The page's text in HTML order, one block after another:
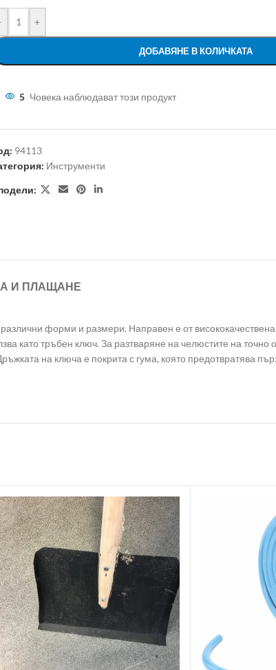
+
ДОБАВЯНЕ В КОЛИЧКАТА
5 Човека наблюдават този продукт
94113
Инструменти
И ПЛАЩАНЕ
форми и размери. Направен е от
като тръбен ключ. За разтваряне на челюстите на точно
на ключа е покрита с гума, която предотвратява